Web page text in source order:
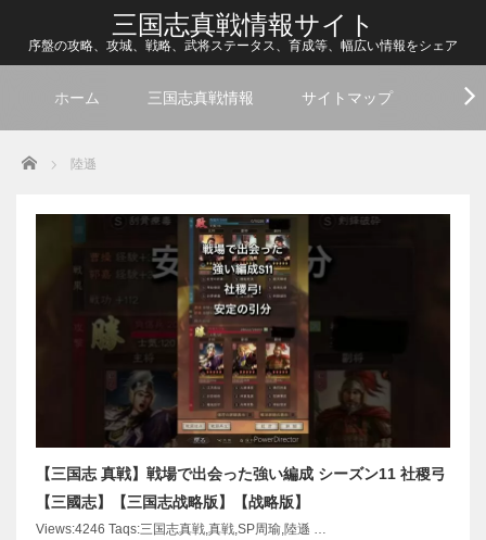
三国志真戦情報サイト
序盤の攻略、攻城、戦略、武将ステータス、育成等、幅広い情報をシェア
ホーム 三国志真戦情報 サイトマップ
Home 陸遜
【三国志 真戦】戦場で出会った強い編成 シーズン11 社稷弓
【三國志】【三国志战略版】【战略版】
Views:4246 Taqs:三国志真戦,真戦,SP周瑜,陸遜 …